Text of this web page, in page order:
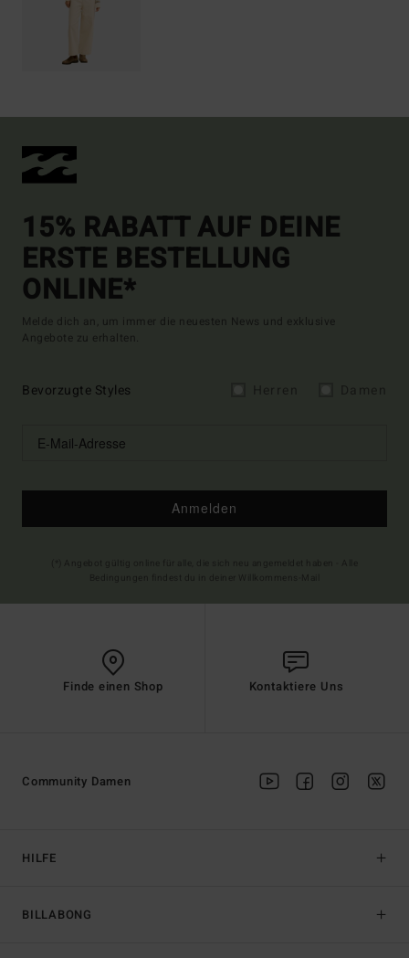
15% RABATT AUF DEINE
ERSTE BESTELLUNG
ONLINE*
Melde dich an, um immer die neuesten News und exklusive
Angebote zu erhalten.
Bevorzugte Styles
Anmelden
Finde einen Shop Kontaktiere Uns
HILFE
BILLABONG
Community Damen